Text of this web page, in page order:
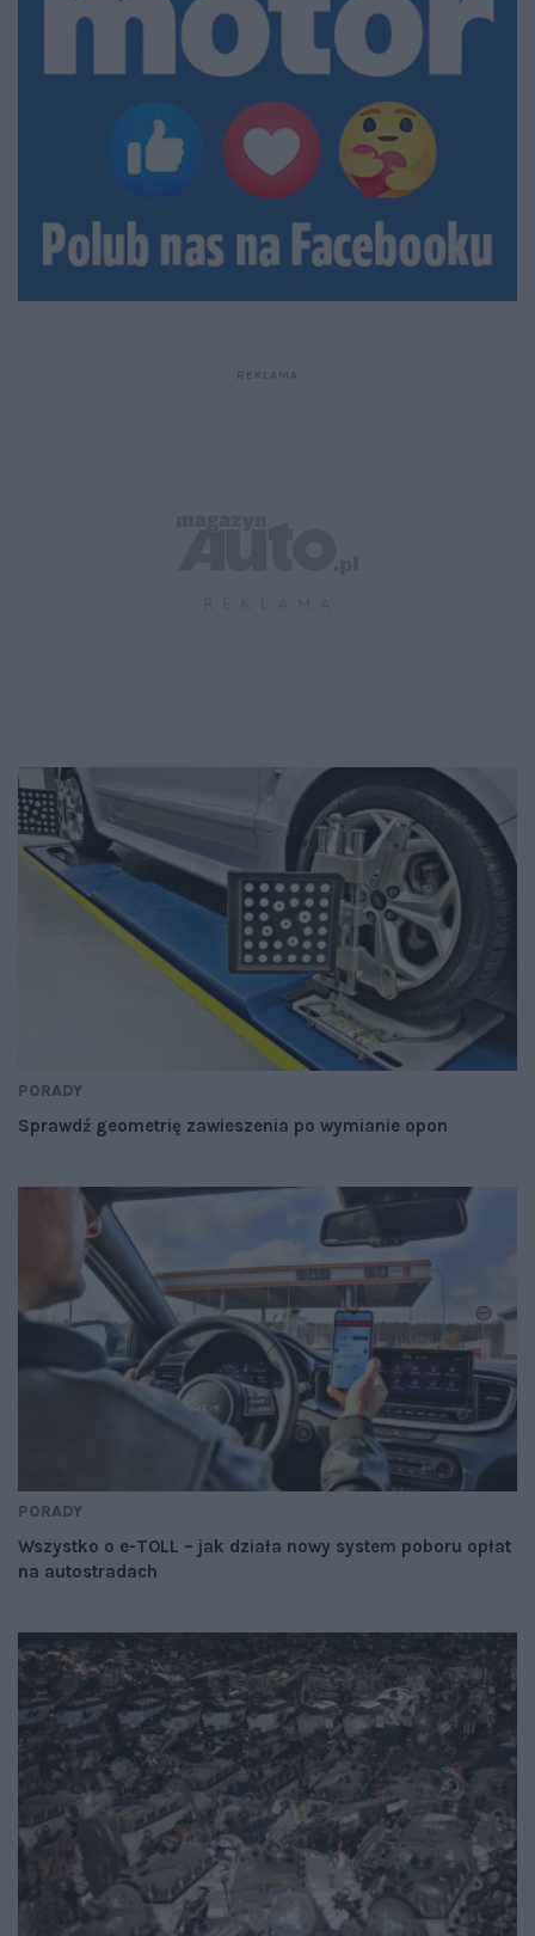
PORADY
Sprawdź geometrię zawieszenia po wymianie opon
PORADY
Wszystko o e-TOLL – jak działa nowy system poboru opłat
na autostradach